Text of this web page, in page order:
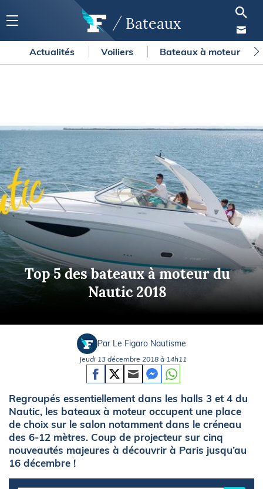
Bateaux
Actualités Voiliers Bateaux à moteur
Top 5 des bateaux à moteur du
Nautic 2018
Par Le Figaro Nautisme
Jeudi 13 décembre 2018 à 14h11
Regroupés essentiellement dans les halls 3 et 4 du
Nautic, les bateaux à moteur occupent une place
de choix sur le salon notamment dans le créneau
des 6-12 mètres. Coup de projecteur sur cinq
nouveautés majeures à découvrir à Paris jusqu’au
16 décembre !